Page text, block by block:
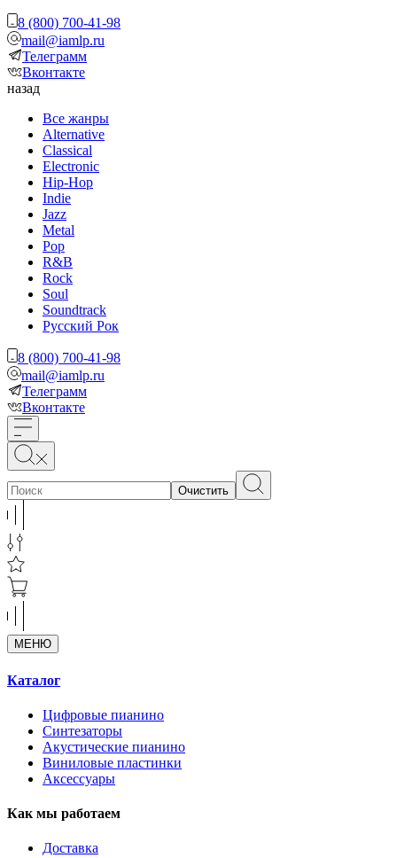
8 (800) 700-41-98
mail@iamlp.ru
Телеграмм
Вконтакте
назад
Все жанры
Alternative
Classical
Electronic
Hip-Hop
Indie
Jazz
Metal
Pop
R&B
Rock
Soul
Soundtrack
Русский Рок
8 (800) 700-41-98
mail@iamlp.ru
Телеграмм
Вконтакте
Очистить
МЕНЮ
Каталог
Цифровые пианино
Синтезаторы
Акустические пианино
Виниловые пластинки
Аксессуары
Как мы работаем
Доставка